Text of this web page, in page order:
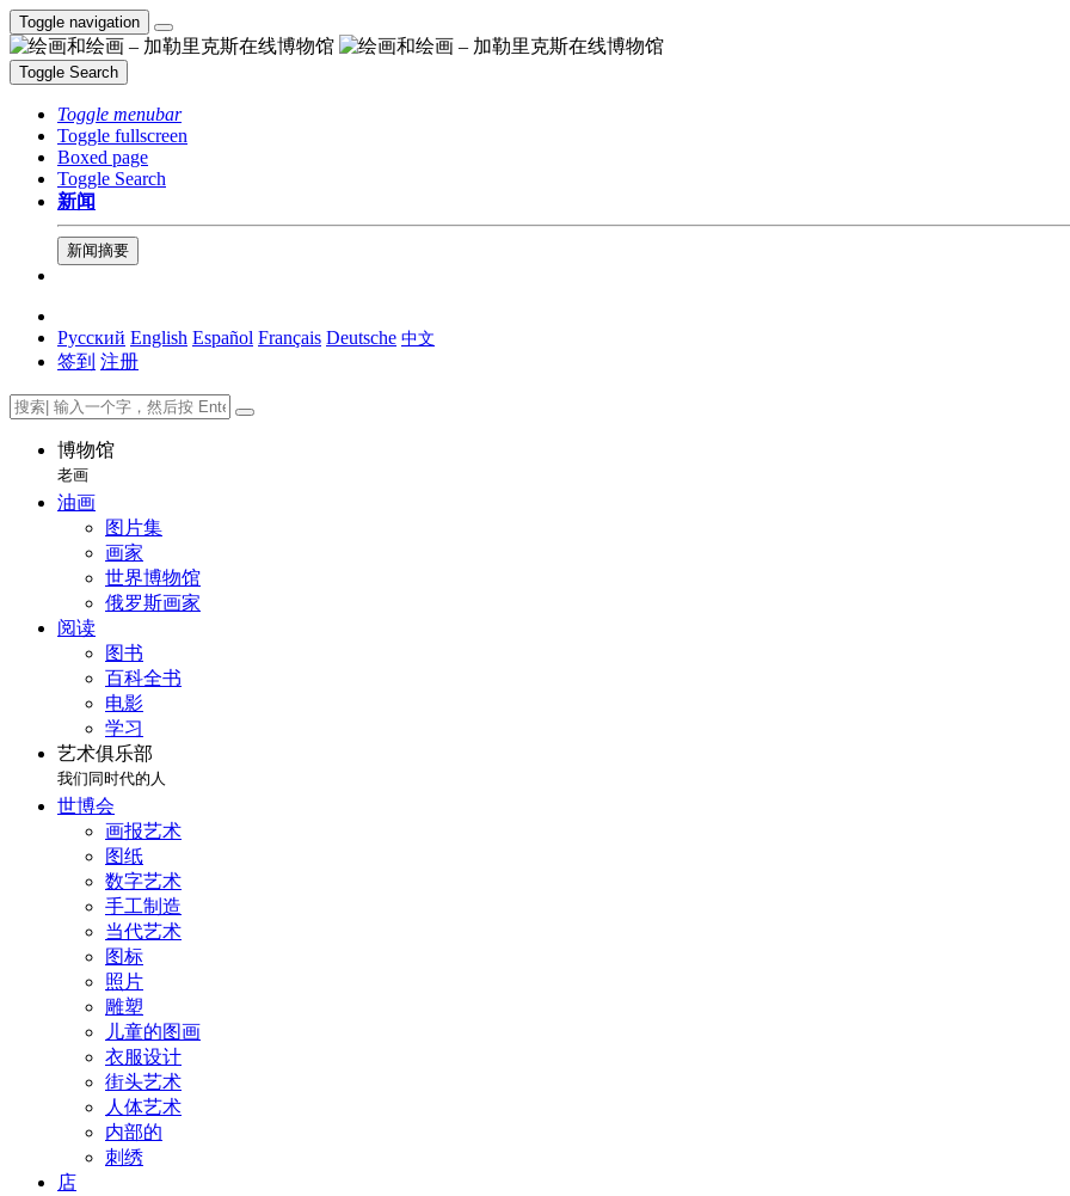
Toggle navigation
Toggle Search
Toggle menubar
Toggle fullscreen
Boxed page
Toggle Search
新闻
新闻摘要
Русский English Español Français Deutsche 中文
签到 注册
博物馆
老画
油画
图片集
画家
世界博物馆
俄罗斯画家
阅读
图书
百科全书
电影
学习
艺术俱乐部
我们同时代的人
世博会
画报艺术
图纸
数字艺术
手工制造
当代艺术
图标
照片
雕塑
儿童的图画
衣服设计
街头艺术
人体艺术
内部的
刺绣
店